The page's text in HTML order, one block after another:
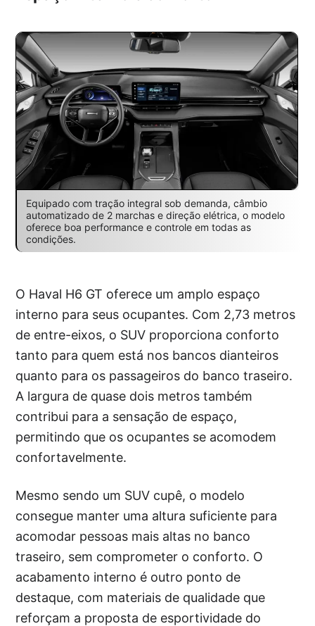
Equipado com tração integral sob demanda, câmbio
automatizado de 2 marchas e direção elétrica, o modelo
oferece boa performance e controle em todas as
condições.
O Haval H6 GT oferece um amplo espaço
interno para seus ocupantes. Com 2,73 metros
de entre-eixos, o SUV proporciona conforto
tanto para quem está nos bancos dianteiros
quanto para os passageiros do banco traseiro.
A largura de quase dois metros também
contribui para a sensação de espaço,
permitindo que os ocupantes se acomodem
confortavelmente.
Mesmo sendo um SUV cupê, o modelo
consegue manter uma altura suficiente para
acomodar pessoas mais altas no banco
traseiro, sem comprometer o conforto. O
acabamento interno é outro ponto de
destaque, com materiais de qualidade que
reforçam a proposta de esportividade do